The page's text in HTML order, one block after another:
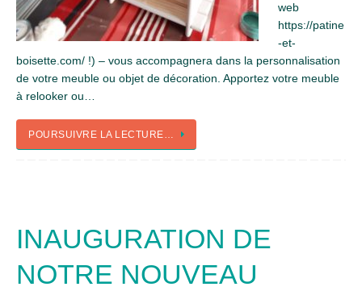
web
https://patine
-et-
boisette.com/ !) – vous accompagnera dans la personnalisation
de votre meuble ou objet de décoration. Apportez votre meuble
à relooker ou…
POURSUIVRE LA LECTURE…
INAUGURATION DE
NOTRE NOUVEAU